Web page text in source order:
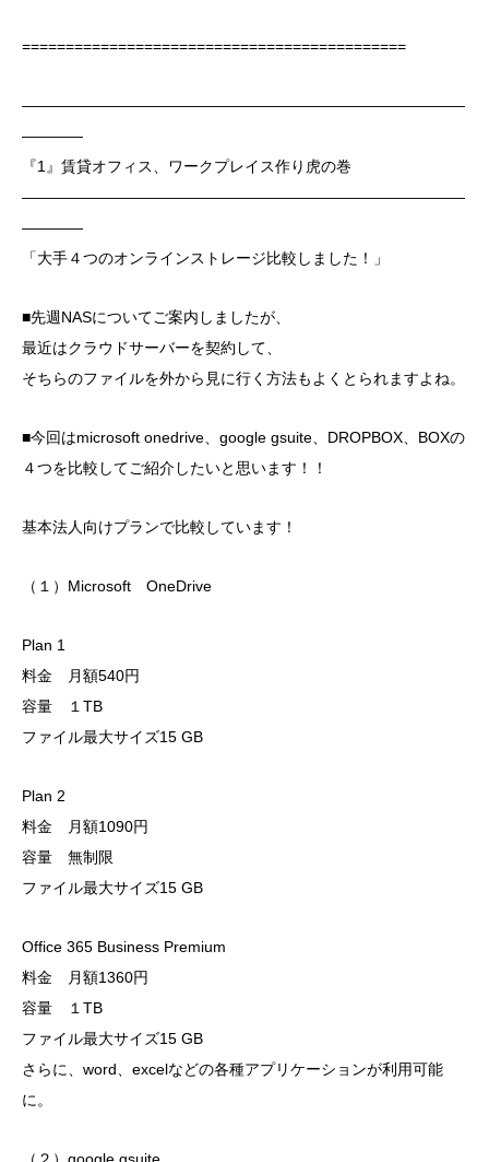
============================================
―――――――――――――――――――――――――――――
――――
『1』賃貸オフィス、ワークプレイス作り虎の巻
―――――――――――――――――――――――――――――
――――
「大手４つのオンラインストレージ比較しました！」
■先週NASについてご案内しましたが、
最近はクラウドサーバーを契約して、
そちらのファイルを外から見に行く方法もよくとられますよね。
■今回はmicrosoft onedrive、google gsuite、DROPBOX、BOXの
４つを比較してご紹介したいと思います！！
基本法人向けプランで比較しています！
（１）Microsoft OneDrive
Plan 1
料金 月額540円
容量 １TB
ファイル最大サイズ15 GB
Plan 2
料金 月額1090円
容量 無制限
ファイル最大サイズ15 GB
Office 365 Business Premium
料金 月額1360円
容量 １TB
ファイル最大サイズ15 GB
さらに、word、excelなどの各種アプリケーションが利用可能
に。
（２）google gsuite